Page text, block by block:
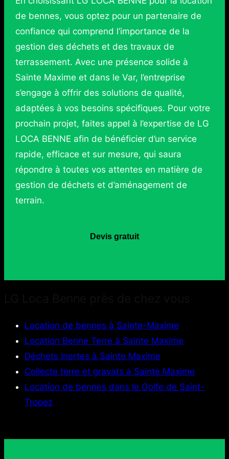
de bennes, vous optez pour un partenaire de
confiance qui comprend l’importance de la
gestion des déchets et des travaux de
terrassement. Avec une présence solide à
Sainte Maxime et dans le Var, l’entreprise
s’engage à offrir des solutions de qualité,
adaptées à vos besoins spécifiques. Pour votre
prochain projet, faites appel à l’expertise de LG
LOCA BENNE afin de bénéficier d’un service
rapide, efficace et sur mesure, qui saura
répondre à toutes vos attentes en matière de
gestion de déchets et d’aménagement de
terrain.
Devis gratuit
Location de bennes à Sainte-Maxime
Location Benne Terre à Sainte Maxime
Déchets Inertes à Sainte Maxime
Collecte terre et gravats à Sainte Maxime
Location de bennes dans le Golfe de Saint-
Tropez